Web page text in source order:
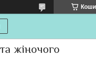
жіночого